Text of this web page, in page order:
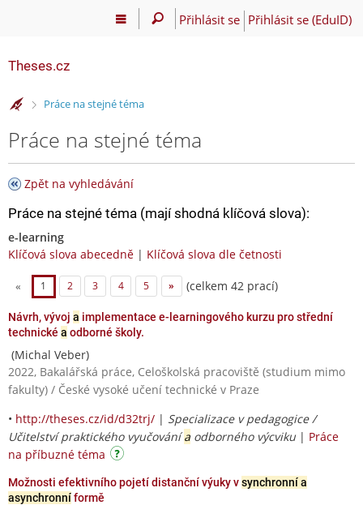
Přihlásit se Přihlásit se (EduID)
Theses.cz
>Práce na stejné téma
Práce na stejné téma
Zpět na vyhledávání
Práce na stejné téma (mají shodná klíčová slova):
e-learning
Klíčová slova abecedně | Klíčová slova dle četnosti
« 1 2 3 4 5 » (celkem 42 prací)
Návrh, vývoj a implementace e-learningového kurzu pro střední
technické a odborné školy.
(Michal Veber)
2022, Bakalářská práce, Celoškolská pracoviště (studium mimo
fakulty) / České vysoké učení technické v Praze
• http://theses.cz/id/d32trj/ | Specializace v pedagogice /
Učitelství praktického vyučovánía odborného výcviku | Práce
na příbuzné téma
Možnosti efektivního pojetí distanční výuky vsynchronní a
asynchronníformě